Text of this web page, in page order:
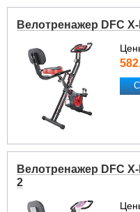
Велотренажер DFC
Велотренажер DFC
2